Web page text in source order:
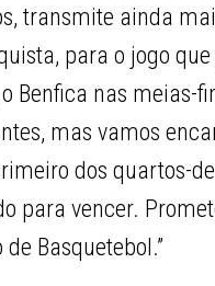
transmite ainda
para o jogo
Benfica nas meias-
mas vamos
dos quartos-
para vencer.
Basquetebol.”